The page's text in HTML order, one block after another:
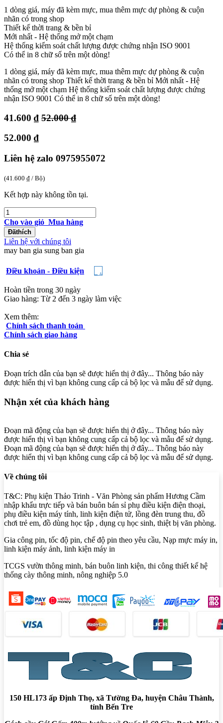
1 dòng giá, máy đã kèm mực, mua thêm mực dự phòng & cuộn
nhãn có trong shop
Thiết kế thời trang & bền bỉ
Mới nhất - Hệ thống mở một chạm
Hệ thống kiểm soát chất lượng được chứng nhận ISO 9001
Có thể in 8 chữ số trên một dòng!
1 dòng giá, máy đã kèm mực, mua thêm mực dự phòng & cuộn
nhãn có trong shop Thiết kế thời trang & bền bỉ Mới nhất - Hệ
thống mở một chạm Hệ thống kiểm soát chất lượng được chứng
nhận ISO 9001 Có thể in 8 chữ số trên một dòng!
41.600 ₫ 52.000₫
52.000 ₫
Liên hệ zalo 0975955072
(41.600 ₫ / Bộ)
Kết hợp này không tồn tại.
Cho vào giỏ Mua hàng
Đãthích
Liên hệ với chúng tôi
may ban gia sung ban gia
Điều khoản - Điều kiện .
Hoàn tiền trong 30 ngày
Giao hàng: Từ 2 đến 3 ngày làm việc
Xem thêm:
Chính sách thanh toán
Chính sách giao hàng
Chia sẻ
Đoạn trích dẫn của bạn sẽ được hiển thị ở đây... Thông báo này
được hiển thị vì bạn không cung cấp cả bộ lọc và mẫu để sử dụng.
Nhận xét của khách hàng
Đoạn mã động của bạn sẽ được hiển thị ở đây... Thông báo này
được hiển thị vì bạn không cung cấp cả bộ lọc và mẫu để sử dụng.
Đoạn mã động của bạn sẽ được hiển thị ở đây... Thông báo này
được hiển thị vì bạn không cung cấp cả bộ lọc và mẫu để sử dụng.
Về chúng tôi
T&C: Phụ kiện Thảo Trinh - Văn Phòng sản phẩm Hương Cầm
nhập khẩu trực tiếp và bán buôn bán sỉ phụ điều kiện điện thoại,
phụ điều kiện máy tính, linh kiện điện tử, lồng đèn trung thu, đồ
chơi trẻ em, đồ dùng học tập , dụng cụ học sinh, thiệt bị văn phòng.
Gia công pin, tốc độ pin, chế độ pin theo yêu cầu, Nạp mực máy in,
linh kiện máy ảnh, linh kiện máy in
TCGS vườn thông minh, bán buôn linh kiện, thi công thiết kế hệ
thống cày thông minh, nông nghiệp 5.0
150 HL173 ấp Định Thọ, xã Tường Đa, huyện Châu Thành,
tỉnh Bến Tre